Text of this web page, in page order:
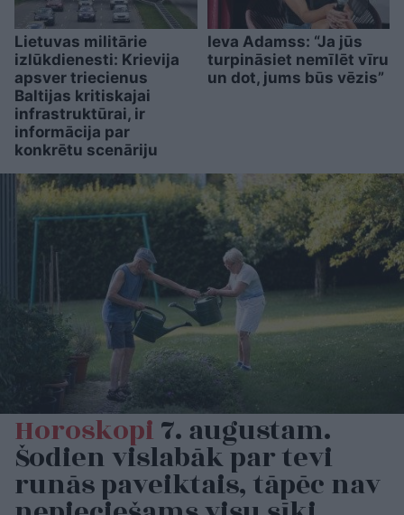
Lietuvas militārie
izlūkdienesti: Krievija
apsver triecienus
Baltijas kritiskajai
infrastruktūrai, ir
informācija par
konkrētu scenāriju
Ieva Adamss: “Ja jūs
turpināsiet nemīlēt vīru
un dot, jums būs vēzis”
Horoskopi7. augustam.
Šodien vislabāk par tevi
runās paveiktais, tāpēc nav